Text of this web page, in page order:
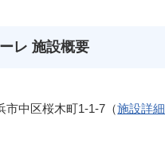
レ 施設概要
市中区桜木町1-1-7（施設詳細